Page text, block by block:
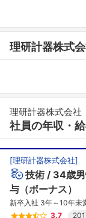
理研計器株式
理研計器株式会社
社員の年収・
[理研計器株式会社]
技術 34歳
与（ボーナス）
新卒入社 3年～10年未
3.7